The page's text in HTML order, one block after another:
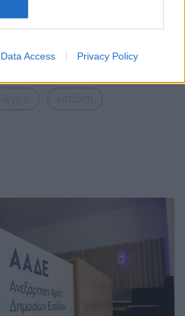
Data Access Privacy Policy
Share on X
Link